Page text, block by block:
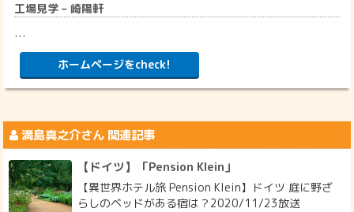
工場見学 – 崎陽軒
…
ホームページをcheck!
満島真之介さん 関連記事
【ドイツ】「Pension Klein」
【異世界ホテル旅 Pension Klein】ドイツ 庭に野ざ
らしのベッドがある宿は？2020/11/23放送